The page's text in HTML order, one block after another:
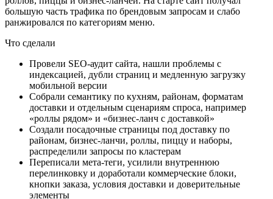
большую часть трафика по брендовым запросам и слабо
ранжировался по категориям меню.
Что сделали
Провели SEO-аудит сайта, нашли проблемы с
индексацией, дубли страниц и медленную загрузку
мобильной версии
Собрали семантику по кухням, районам, форматам
доставки и отдельным сценариям спроса, например
«роллы рядом» и «бизнес-ланч с доставкой»
Создали посадочные страницы под доставку по
районам, бизнес-ланчи, роллы, пиццу и наборы,
распределили запросы по кластерам
Переписали мета-теги, усилили внутреннюю
перелинковку и доработали коммерческие блоки,
кнопки заказа, условия доставки и доверительные
элементы